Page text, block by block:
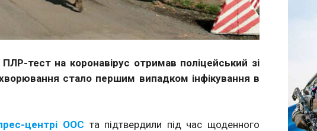
тест на коронавірус отримав поліцейський зі
стало першим випадком інфікування в
центрі ООС та підтвердили під час щоденного